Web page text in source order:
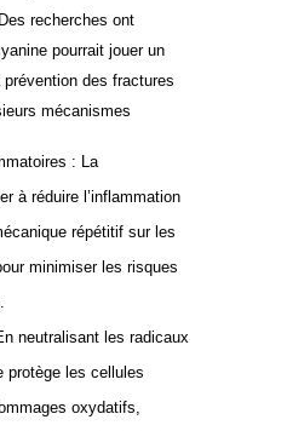
recherches ont
pourrait jouer un
des fractures
mécanismes
: La
à réduire l’inflammation
répétitif sur les
minimiser les risques
neutralisant les radicaux
protège les cellules
oxydatifs,